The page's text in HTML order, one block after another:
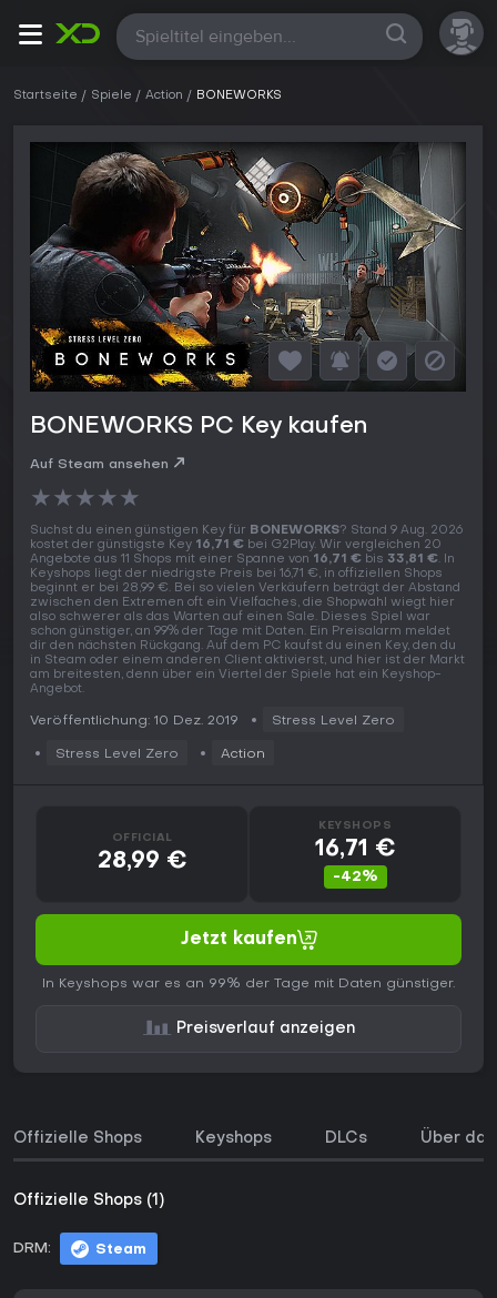
Alle
Startseite Spiele Action BONEWORKS
BONEWORKS PC Key kaufen
Auf Steam ansehen
★★★★★
Suchst du einen günstigen Key für BONEWORKS? Stand 9 Aug. 2026
kostet der günstigste Key 16,71 € bei G2Play. Wir vergleichen 20
Angebote aus 11 Shops mit einer Spanne von 16,71 € bis 33,81 €. In
Keyshops liegt der niedrigste Preis bei 16,71 €, in offiziellen Shops
beginnt er bei 28,99 €. Bei so vielen Verkäufern beträgt der Abstand
zwischen den Extremen oft ein Vielfaches, die Shopwahl wiegt hier
also schwerer als das Warten auf einen Sale. Dieses Spiel war
schon günstiger, an 99% der Tage mit Daten. Ein Preisalarm meldet
dir den nächsten Rückgang. Auf dem PC kaufst du einen Key, den du
in Steam oder einem anderen Client aktivierst, und hier ist der Markt
am breitesten, denn über ein Viertel der Spiele hat ein Keyshop-
Angebot.
Veröffentlichung: 10 Dez. 2019 Stress Level Zero
Stress Level Zero Action
OFFICIAL
28,99 €
KEYSHOPS
16,71 €
-42%
Jetzt kaufen
In Keyshops war es an 99% der Tage mit Daten günstiger.
Preisverlauf anzeigen
Offizielle Shops Keyshops DLCs Über
Offizielle Shops (1)
DRM: Steam